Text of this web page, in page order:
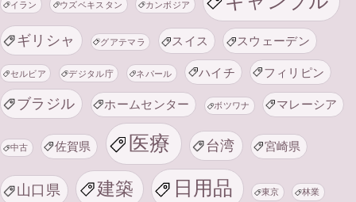
イラン ウズベキスタン カンボジア
ギリシャ グアテマラ スイス スウェーデン
セルビア デジタル庁 ネパール ハイチ フィリピン
ブラジル ホームセンター ボツワナ マレーシア
中古 佐賀県 医療 台湾 宮崎県
山口県 建築 日用品 東京 林業